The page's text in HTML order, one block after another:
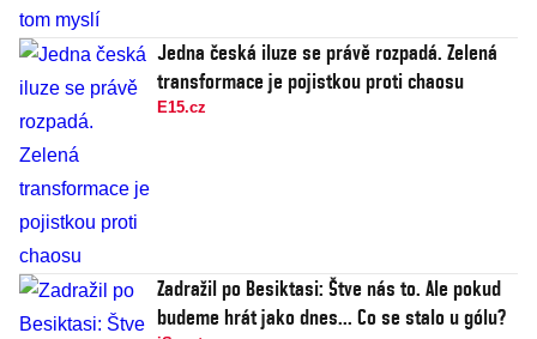
Jedna česká iluze se právě rozpadá. Zelená
transformace je pojistkou proti chaosu
E15.cz
Zadražil po Besiktasi: Štve nás to. Ale pokud
budeme hrát jako dnes... Co se stalo u gólu?